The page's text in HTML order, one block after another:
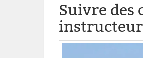
Suivre des
instructeur